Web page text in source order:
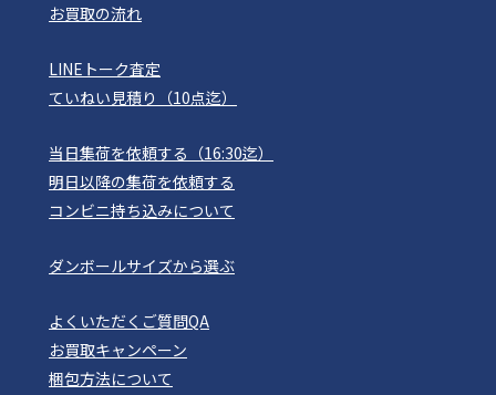
お買取の流れ
LINEトーク査定
ていねい見積り（10点迄）
当日集荷を依頼する（16:30迄）
明日以降の集荷を依頼する
コンビニ持ち込みについて
ダンボールサイズから選ぶ
よくいただくご質問QA
お買取キャンペーン
梱包方法について